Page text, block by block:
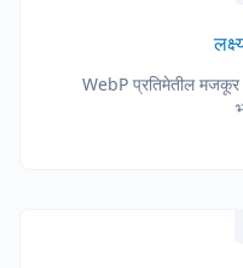
WebP प्रतिमेतील मजकूर